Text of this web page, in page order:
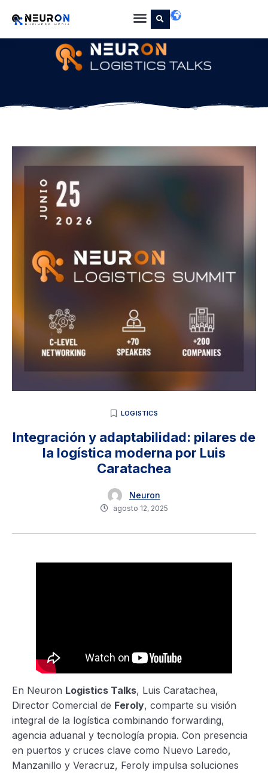
LOGISTICS
Integración y adaptabilidad: pilares de
la logística moderna por Luis
Caratachea
Neuron
agosto 12, 2025
En Neuron Logistics Talks, Luis Caratachea,
Director Comercial de Feroly, comparte su visión
integral de la logística combinando forwarding,
agencia aduanal y tecnología propia. Con presencia
en puertos y cruces clave como Nuevo Laredo,
Manzanillo y Veracruz, Feroly impulsa soluciones